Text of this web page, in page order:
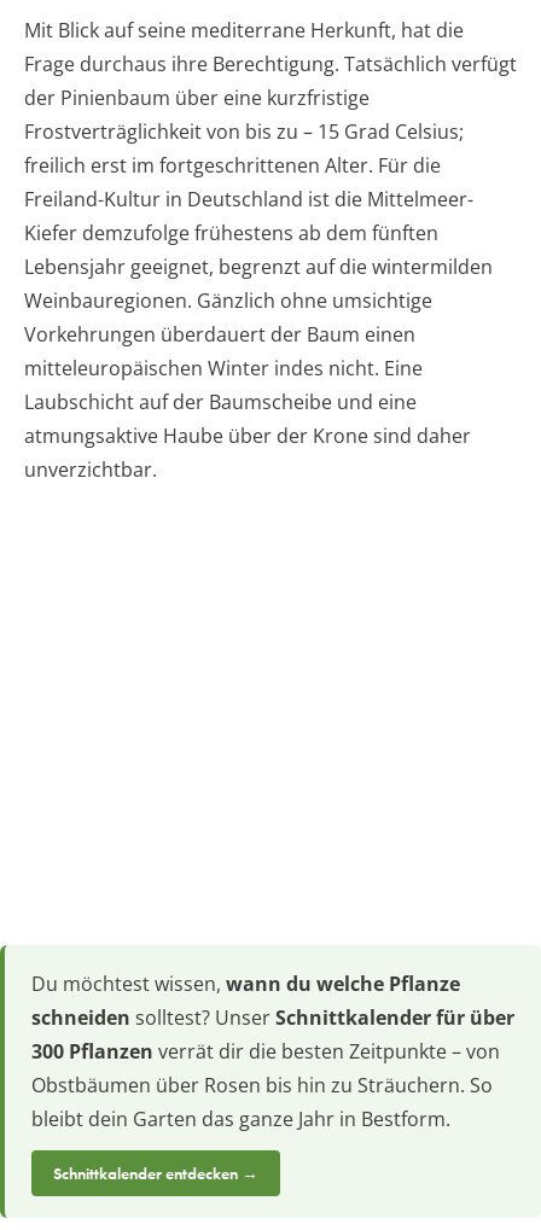
Mit Blick auf seine mediterrane Herkunft, hat die
Frage durchaus ihre Berechtigung. Tatsächlich verfügt
der Pinienbaum über eine kurzfristige
Frostverträglichkeit von bis zu – 15 Grad Celsius;
freilich erst im fortgeschrittenen Alter. Für die
Freiland-Kultur in Deutschland ist die Mittelmeer-
Kiefer demzufolge frühestens ab dem fünften
Lebensjahr geeignet, begrenzt auf die wintermilden
Weinbauregionen. Gänzlich ohne umsichtige
Vorkehrungen überdauert der Baum einen
mitteleuropäischen Winter indes nicht. Eine
Laubschicht auf der Baumscheibe und eine
atmungsaktive Haube über der Krone sind daher
unverzichtbar.
Du möchtest wissen, wann du welche Pflanze
schneiden solltest? UnserSchnittkalender für über
300 Pflanzen verrät dir die besten Zeitpunkte – von
Obstbäumen über Rosen bis hin zu Sträuchern. So
bleibt dein Garten das ganze Jahr in Bestform.
Schnittkalender entdecken →